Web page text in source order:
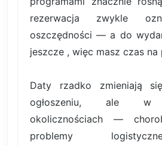
rezerwacja zwykle
oszczędności — a do
jeszcze , więc masz czas na
Daty rzadko zmieniają
ogłoszeniu, ale w
okolicznościach —
problemy